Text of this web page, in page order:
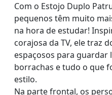
Com o Estojo Duplo
pequenos têm muito
na hora de estudar!
corajosa da TV, ele traz
espaçosos para guardar
borrachas e tudo o que
estilo.
Na parte frontal, os